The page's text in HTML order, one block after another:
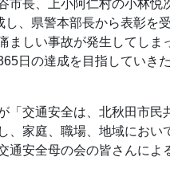
長、上小阿仁村の小林
、県警本部長から表彰を
しい事故が発生してし
日の達成を目指していき
「交通安全は、北秋田市
家庭、職場、地域にお
安全母の会の皆さんに